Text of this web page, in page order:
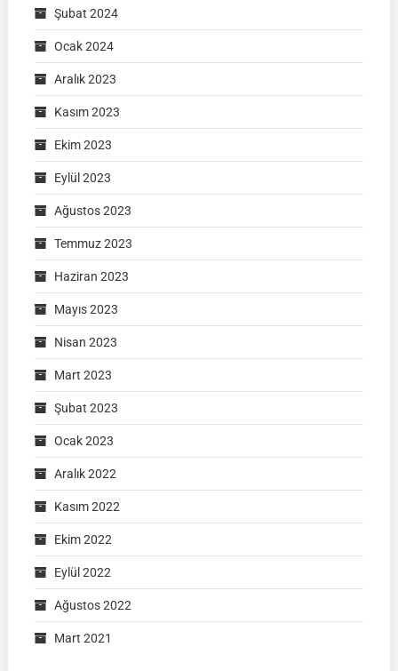
Şubat 2024
Ocak 2024
Aralık 2023
Kasım 2023
Ekim 2023
Eylül 2023
Ağustos 2023
Temmuz 2023
Haziran 2023
Mayıs 2023
Nisan 2023
Mart 2023
Şubat 2023
Ocak 2023
Aralık 2022
Kasım 2022
Ekim 2022
Eylül 2022
Ağustos 2022
Mart 2021